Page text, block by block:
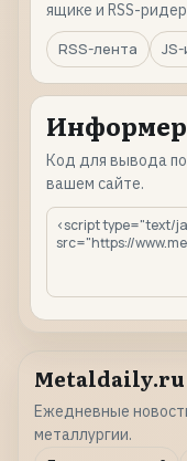
ящике и RSS-
RSS-лента
Информер
Код для вывода
вашем сайте.
Metaldaily.ru
Ежедневные
металлургии.